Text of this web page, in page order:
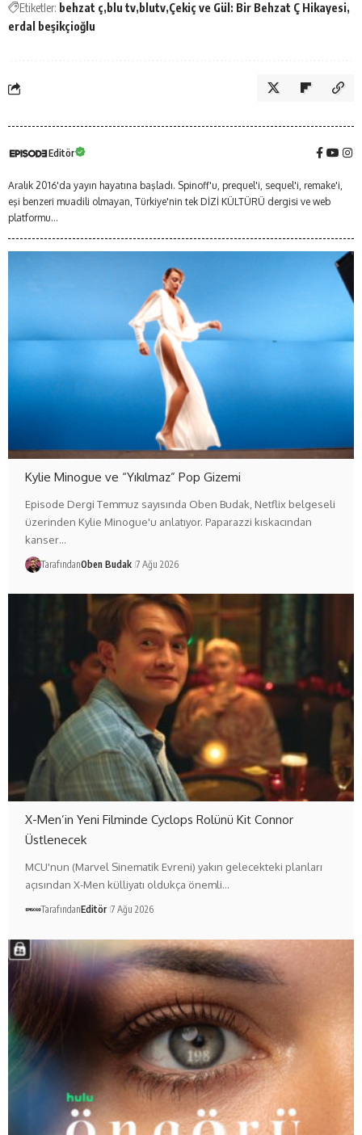
Etiketler: behzat ç blu tv blutv Çekiç ve Gül: Bir Behzat Ç Hikayesi
erdal beşikçioğlu
Editör
Aralık 2016'da yayın hayatına başladı. Spinoff'u, prequel'i, sequel'i, remake'i,
eşi benzeri muadili olmayan, Türkiye'nin tek DİZİ KÜLTÜRÜ dergisi ve web
platformu...
Kylie Minogue ve “Yıkılmaz” Pop Gizemi
Episode Dergi Temmuz sayısında Oben Budak, Netflix belgeseli
üzerinden Kylie Minogue'u anlatıyor. Paparazzi kıskacından
kanser…
TarafındanOben Budak 7 Ağu 2026
X-Men’in Yeni Filminde Cyclops Rolünü Kit Connor
Üstlenecek
MCU'nun (Marvel Sinematik Evreni) yakın gelecekteki planları
açısından X-Men külliyatı oldukça önemli…
TarafındanEditör 7 Ağu 2026